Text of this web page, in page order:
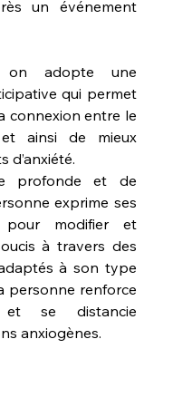
un événement
qui permet
connexion entre le
ainsi de mieux
d’anxiété.
profonde et de
exprime ses
pour modifier et
à travers des
à son type
personne renforce
se distancie
anxiogènes.